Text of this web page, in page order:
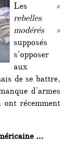
Les «
rebelles
modérés »
supposés
s’opposer
aux
de se battre,
d’armes
récemment
…